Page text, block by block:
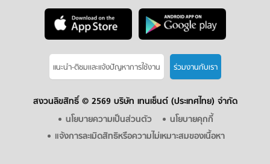
แนะนำ-ติชมเเละแจ้งปัญหาการใช้งาน ร่วมงานกับเรา
สงวนลิขสิทธิ์ © 2569 บริษัท เทนเซ็นต์ (ประเทศไทย) จำกัด
นโยบายความเป็นส่วนตัว
นโยบายคุกกี้
แจ้งการละเมิดสิทธิหรือความไม่เหมาะสมของเนื้อหา